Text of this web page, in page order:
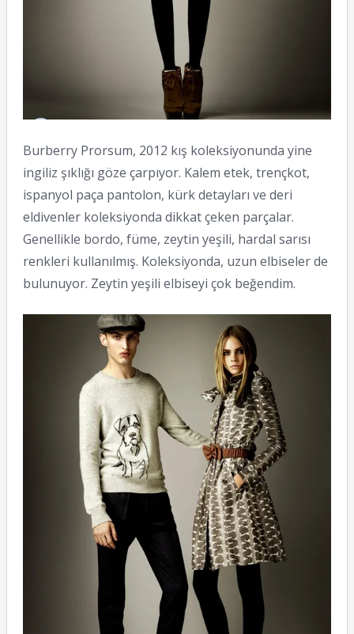
Burberry Prorsum, 2012 kış koleksiyonunda yine
ingiliz şıklığı göze çarpıyor. Kalem etek, trençkot,
ispanyol paça pantolon, kürk detayları ve deri
eldivenler koleksiyonda dikkat çeken parçalar.
Genellikle bordo, füme, zeytin yeşili, hardal sarısı
renkleri kullanılmış. Koleksiyonda, uzun elbiseler de
bulunuyor. Zeytin yeşili elbiseyi çok beğendim.